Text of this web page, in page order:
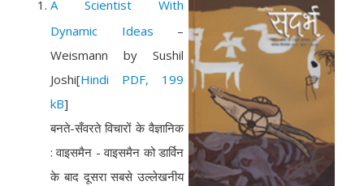
A Scientist With
Dynamic Ideas –
Weismann by Sushil
Joshi[Hindi PDF, 199
kB]
बनते-सँवरते विचारों के वैज्ञानिक
: वाइसमैन - वाइसमैन को डार्विन
के बाद दूसरा सबसे उल्लेखनीय